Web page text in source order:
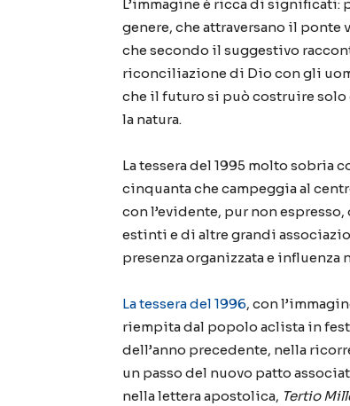
L’immagine è ricca di significati:
genere, che attraversano il ponte
che secondo il suggestivo
riconciliazione di Dio con gli
che il futuro si può costruire
la natura.
La tessera del 1995 molto sobria
cinquanta che campeggia al
con l’evidente, pur non
estinti e di altre grandi
presenza organizzata e influenza
La tessera del 1996, con
riempita dal popolo aclista in
dell’anno precedente, nella
un passo del nuovo patto
nella lettera apostolica, Tertio